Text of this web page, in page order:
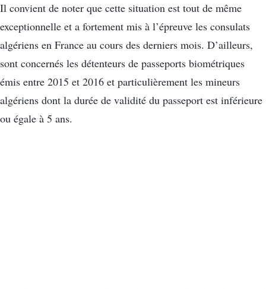
Il convient de noter que cette situation est tout de même
exceptionnelle et a fortement mis à l’épreuve les consulats
algériens en France au cours des derniers mois. D’ailleurs,
sont concernés les détenteurs de passeports biométriques
émis entre 2015 et 2016 et particulièrement les mineurs
algériens dont la durée de validité du passeport est inférieure
ou égale à 5 ans.